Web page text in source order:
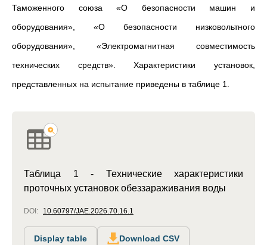
Таможенного союза «О безопасности машин и
оборудования», «О безопасности низковольтного
оборудования», «Электромагнитная совместимость
технических средств». Характеристики установок,
представленных на испытание приведены в таблице 1.
Таблица 1 - Технические характеристики
проточных установок обеззараживания воды
DOI: 10.60797/JAE.2026.70.16.1
Display table Download CSV